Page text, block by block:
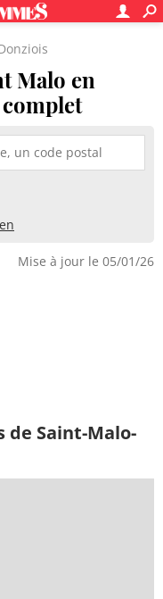
Malo en
Mise à jour le 05/01/26
de Saint-Malo-